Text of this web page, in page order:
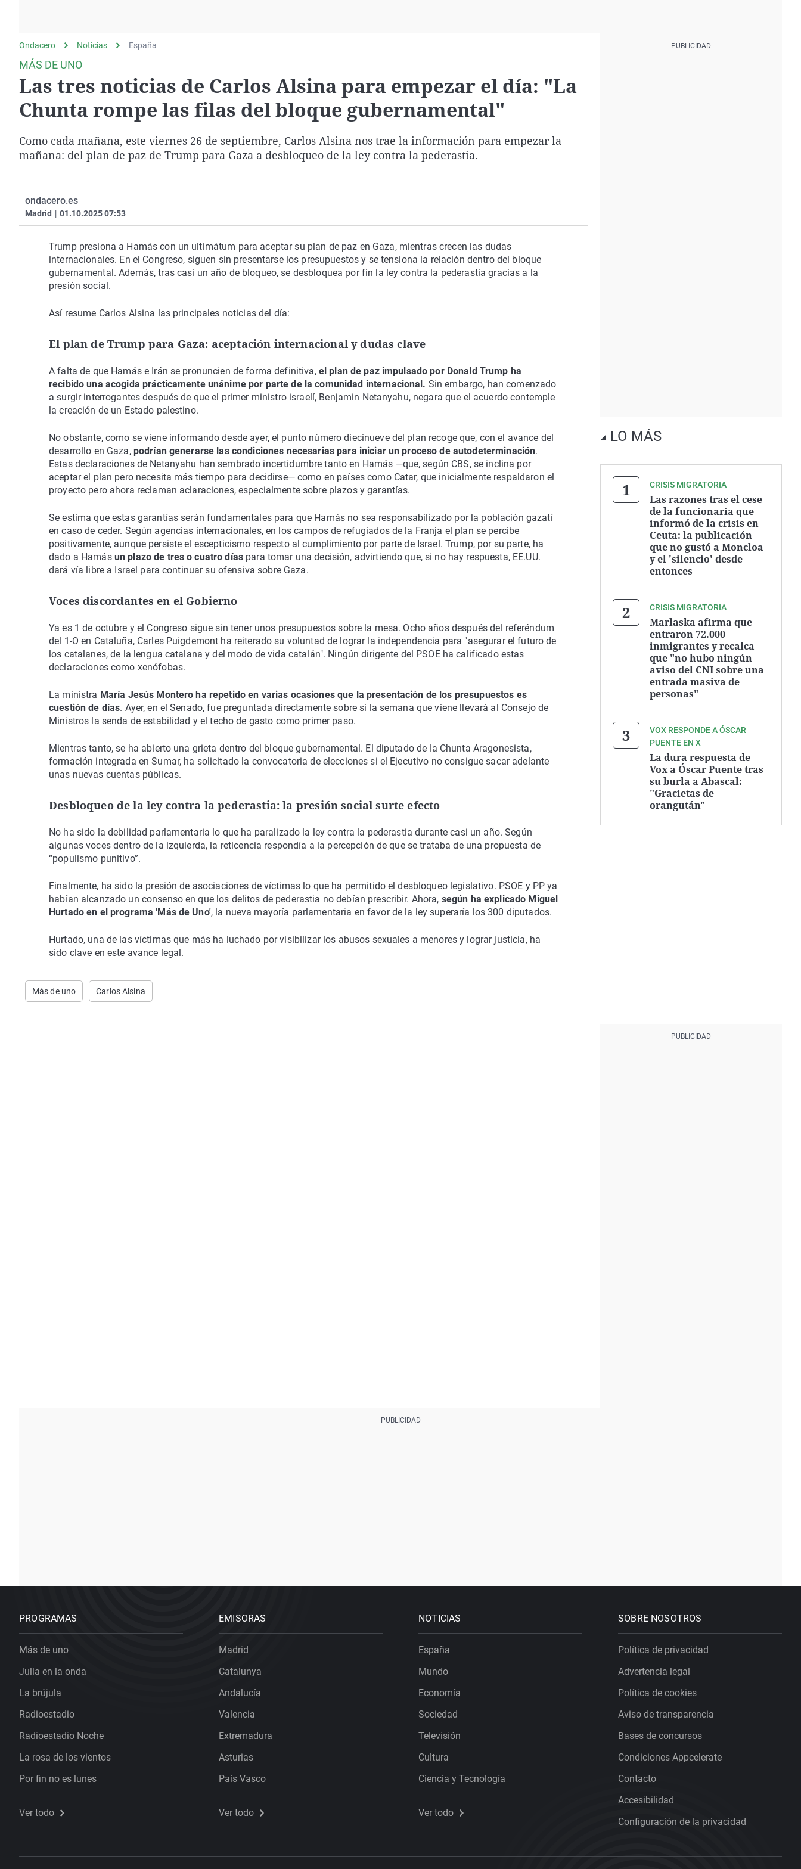
Como el perro y elEquipo de investigación
País Vasco
Ondacero Noticias España
MÁS DE UNO
Las tres noticias de Carlos Alsina para empezar el día: "La
Chunta rompe las filas del bloque gubernamental"
Como cada mañana, este viernes 26 de septiembre, Carlos Alsina nos trae la información para empezar la
mañana: del plan de paz de Trump para Gaza a desbloqueo de la ley contra la pederastia.
ondacero.es
Madrid | 01.10.2025 07:53
Trump presiona a Hamás con un ultimátum para aceptar su plan de paz en Gaza, mientras crecen las dudas
internacionales. En el Congreso, siguen sin presentarse los presupuestos y se tensiona la relación dentro del bloque
gubernamental. Además, tras casi un año de bloqueo, se desbloquea por fin la ley contra la pederastia gracias a la
presión social.
Así resume Carlos Alsina las principales noticias del día:
El plan de Trump para Gaza: aceptación internacional y dudas clave
A falta de que Hamás e Irán se pronuncien de forma definitiva, el plan de paz impulsado por Donald Trump ha
recibido una acogida prácticamente unánime por parte de la comunidad internacional. Sin embargo, han comenzado
a surgir interrogantes después de que el primer ministro israelí, Benjamin Netanyahu, negara que el acuerdo contemple
la creación de un Estado palestino.
No obstante, como se viene informando desde ayer, el punto número diecinueve del plan recoge que, con el avance del
desarrollo en Gaza,podrían generarse las condiciones necesarias para iniciar un proceso de autodeterminación.
Estas declaraciones de Netanyahu han sembrado incertidumbre tanto en Hamás —que, según CBS, se inclina por
aceptar el plan pero necesita más tiempo para decidirse— como en países como Catar, que inicialmente respaldaron el
proyecto pero ahora reclaman aclaraciones, especialmente sobre plazos y garantías.
Se estima que estas garantías serán fundamentales para que Hamás no sea responsabilizado por la población gazatí
en caso de ceder. Según agencias internacionales, en los campos de refugiados de la Franja el plan se percibe
positivamente, aunque persiste el escepticismo respecto al cumplimiento por parte de Israel. Trump, por su parte, ha
dado a Hamás un plazo de tres o cuatro días para tomar una decisión, advirtiendo que, si no hay respuesta, EE.UU.
dará vía libre a Israel para continuar su ofensiva sobre Gaza.
Voces discordantes en el Gobierno
Ya es 1 de octubre y el Congreso sigue sin tener unos presupuestos sobre la mesa. Ocho años después del referéndum
del 1-O en Cataluña, Carles Puigdemont ha reiterado su voluntad de lograr la independencia para "asegurar el futuro de
los catalanes, de la lengua catalana y del modo de vida catalán". Ningún dirigente del PSOE ha calificado estas
declaraciones como xenófobas.
La ministra María Jesús Montero ha repetido en varias ocasiones que la presentación de los presupuestos es
cuestión de días. Ayer, en el Senado, fue preguntada directamente sobre si la semana que viene llevará al Consejo de
Ministros la senda de estabilidad y el techo de gasto como primer paso.
Mientras tanto, se ha abierto una grieta dentro del bloque gubernamental. El diputado de la Chunta Aragonesista,
formación integrada en Sumar, ha solicitado la convocatoria de elecciones si el Ejecutivo no consigue sacar adelante
unas nuevas cuentas públicas.
Desbloqueo de la ley contra la pederastia: la presión social surte efecto
No ha sido la debilidad parlamentaria lo que ha paralizado la ley contra la pederastia durante casi un año. Según
algunas voces dentro de la izquierda, la reticencia respondía a la percepción de que se trataba de una propuesta de
“populismo punitivo”.
Finalmente, ha sido la presión de asociaciones de víctimas lo que ha permitido el desbloqueo legislativo. PSOE y PP ya
habían alcanzado un consenso en que los delitos de pederastia no debían prescribir. Ahora, según ha explicado Miguel
Hurtado en el programa 'Más de Uno', la nueva mayoría parlamentaria en favor de la ley superaría los 300 diputados.
Hurtado, una de las víctimas que más ha luchado por visibilizar los abusos sexuales a menores y lograr justicia, ha
sido clave en este avance legal.
Más de uno Carlos Alsina
LO MÁS
CRISIS MIGRATORIA
Las razones tras el cese
de la funcionaria que
informó de la crisis en
Ceuta: la publicación
que no gustó a Moncloa
y el 'silencio' desde
entonces
CRISIS MIGRATORIA
Marlaska afirma que
entraron 72.000
inmigrantes y recalca
que "no hubo ningún
aviso del CNI sobre una
entrada masiva de
personas"
VOX RESPONDE A ÓSCAR
PUENTE EN X
La dura respuesta de
Vox a Óscar Puente tras
su burla a Abascal:
"Gracietas de
orangután"
PROGRAMAS
Más de uno
Julia en la onda
La brújula
Radioestadio
Radioestadio Noche
La rosa de los vientos
Por fin no es lunes
Ver todo
EMISORAS
Madrid
Catalunya
Andalucía
Valencia
Extremadura
Asturias
País Vasco
Ver todo
NOTICIAS
España
Mundo
Economía
Sociedad
Televisión
Cultura
Ciencia y Tecnología
Ver todo
SOBRE NOSOTROS
Política de privacidad
Advertencia legal
Política de cookies
Aviso de transparencia
Bases de concursos
Condiciones Appcelerate
Contacto
Accesibilidad
Configuración de la privacidad